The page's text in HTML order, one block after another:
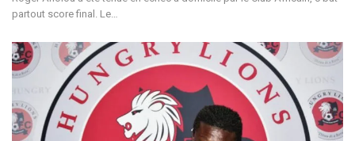
partout score final. Le…